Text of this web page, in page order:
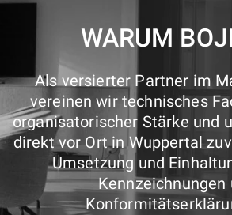
WARUM
Als versierter Partner im
vereinen wir technisches
organisatorischer Stärke und
direkt vor Ort in Wuppertal
Umsetzung und
Kennzeichnungen